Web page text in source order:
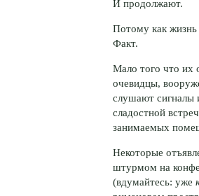
И продолжают.
Потому как жизнь
Факт.
Мало того что их
очевидцы,
слушают сигналы
сладостной
занимаемых
Некоторые
штурмом на
(вдумайтесь: уже